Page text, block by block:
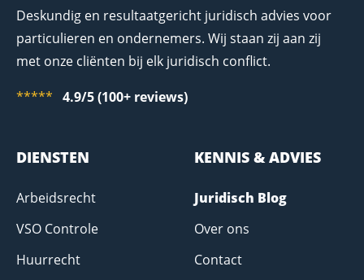
Deskundig en resultaatgericht juridisch advies voor
particulieren en ondernemers. Wij staan zij aan zij
met onze cliënten bij elk juridisch conflict.
***** 4.9/5 (100+ reviews)
DIENSTEN
Arbeidsrecht
VSO Controle
Huurrecht
KENNIS & ADVIES
Juridisch Blog
Over ons
Contact